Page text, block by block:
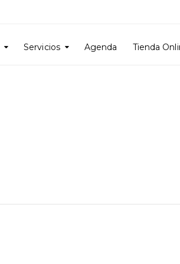
Servicios Agenda Tienda